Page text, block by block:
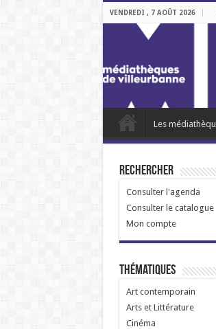
VENDREDI , 7 AOÛT 2026
Les
Rechercher
Consulter l'agenda
Consulter le catalogue
Mon compte
Thématiques
Art contemporain
Arts et Littérature
Cinéma